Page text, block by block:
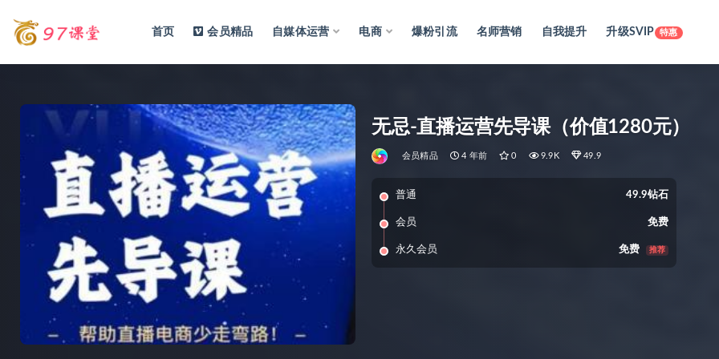
首页 会员精品 自媒体运营 电商 爆粉引流 名师营销 自我提升 升级SVIP 特惠
无忌-直播运营先导课（价值1280元）
会员精品 4 年前 0 9.9K 49.9
普通 49.9钻石
会员 免费
永久会员 免费 推荐